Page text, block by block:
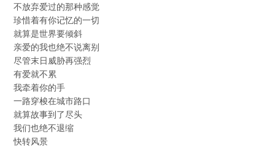
不放弃爱过的那种感觉
珍惜着有你记忆的一切
就算是世界要倾斜
亲爱的我也绝不说离别
尽管末日威胁再强烈
有爱就不累
我牵着你的手
一路穿梭在城市路口
就算故事到了尽头
我们也绝不退缩
快转风景